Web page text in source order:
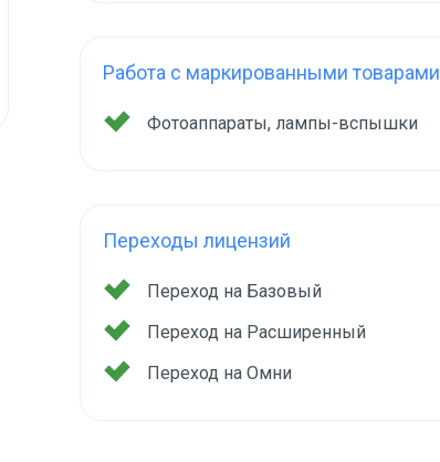
Работа с маркированными товарами
Фотоаппараты, лампы-вспышки
Переходы лицензий
Переход на Базовый
Переход на Расширенный
Переход на Омни